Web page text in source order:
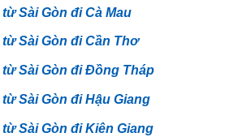
Sài Gòn đi Cà Mau
Sài Gòn đi Cần Thơ
Sài Gòn đi Đồng Tháp
Sài Gòn đi Hậu Giang
Sài Gòn đi Kiên Giang